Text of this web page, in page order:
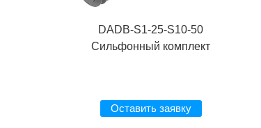
DADB-S1-25-S10-50
Сильфонный комплект
Оставить заявку